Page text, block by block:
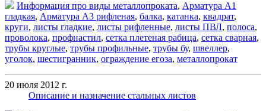
Информация про виды металлопроката, Арматура А1
гладкая, Арматура А3 рифленая, балка, катанка, квадрат,
круги, листы гладкие, листы рифленные, листы ПВЛ, полоса,
проволока, профнастил, сетка плетеная рабица, сетка сварная,
трубы круглые, трубы профильные, трубы бу, швеллер,
уголок, шестигранник, ограждение егоза, металлопрокат
20 июля 2012 г.
Описание и назначение стальных листов